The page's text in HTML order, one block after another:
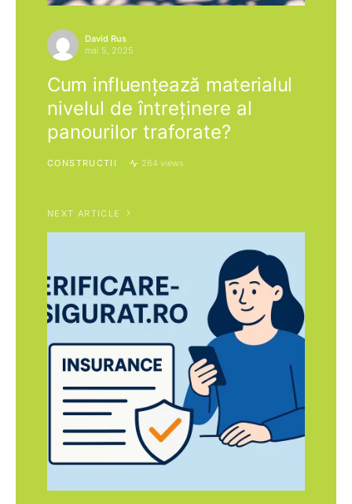
David Rus
mai 5, 2025
Cum influențează materialul
nivelul de întreținere al
panourilor traforate?
CONSTRUCTII 264 views
NEXT ARTICLE